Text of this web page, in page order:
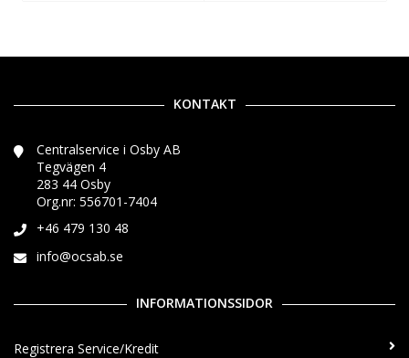
KONTAKT
Centralservice i Osby AB
Tegvägen 4
283 44 Osby
Org.nr: 556701-7404
+46 479 130 48
info@ocsab.se
INFORMATIONSSIDOR
Registrera Service/Kredit